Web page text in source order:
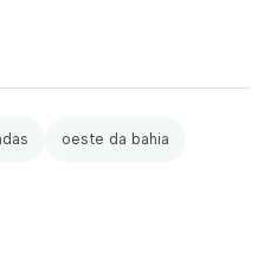
oeste da bahia